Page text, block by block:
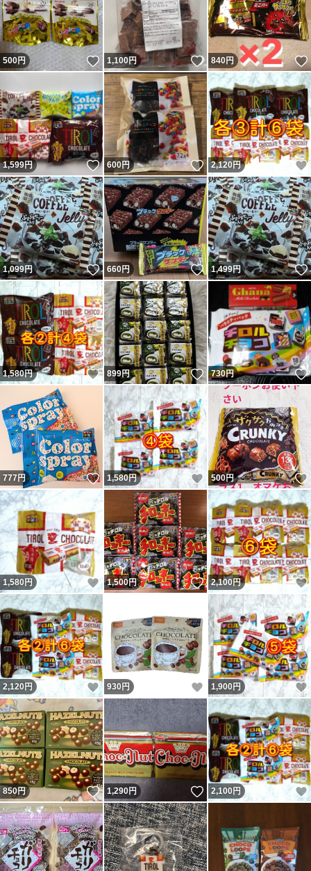
500円 いいね！
1,100円 いいね！
840円
1,599円 いいね！
600円 いいね！
2,120 円
1,099円 いいね！
660円 いいね！
1,499円
1,580円 いいね！
899円 いいね！
730円
777円 いいね！
1,580円 いいね！
500円
1,580円 いいね！
1,500円 いいね！
2,100円
2,120 円 いいね！
930 円 いいね！
1,900円
850円 いいね！
1,290円 いいね！
2,100 円